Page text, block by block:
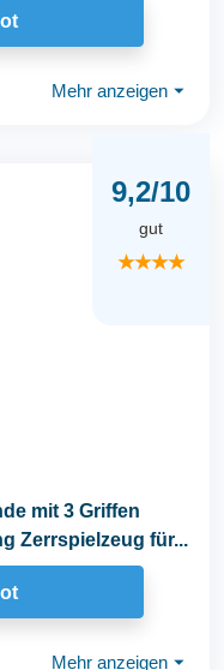
Mehr anzeigen ⏷
9,2/10
gut
★★★★
mit 3 Griffen
Zerrspielzeug für...
Mehr anzeigen ⏷